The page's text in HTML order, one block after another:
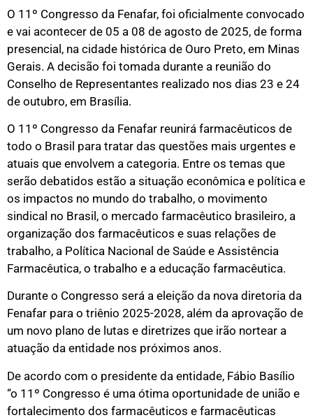
O 11º Congresso da Fenafar, foi oficialmente convocado
e vai acontecer de 05 a 08 de agosto de 2025, de forma
presencial, na cidade histórica de Ouro Preto, em Minas
Gerais. A decisão foi tomada durante a reunião do
Conselho de Representantes realizado nos dias 23 e 24
de outubro, em Brasília.
O 11º Congresso da Fenafar reunirá farmacêuticos de
todo o Brasil para tratar das questões mais urgentes e
atuais que envolvem a categoria. Entre os temas que
serão debatidos estão a situação econômica e política e
os impactos no mundo do trabalho, o movimento
sindical no Brasil, o mercado farmacêutico brasileiro, a
organização dos farmacêuticos e suas relações de
trabalho, a Política Nacional de Saúde e Assistência
Farmacêutica, o trabalho e a educação farmacêutica.
Durante o Congresso será a eleição da nova diretoria da
Fenafar para o triênio 2025-2028, além da aprovação de
um novo plano de lutas e diretrizes que irão nortear a
atuação da entidade nos próximos anos.
De acordo com o presidente da entidade, Fábio Basílio
“o 11º Congresso é uma ótima oportunidade de união e
fortalecimento dos farmacêuticos e farmacêuticas